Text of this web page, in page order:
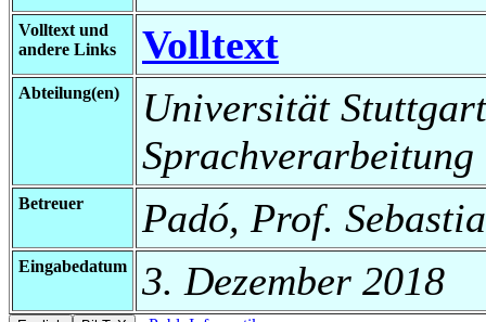
Volltext und
andere Links
Volltext
Abteilung(en)
Universität
Sprachverarbeitung
Betreuer Padó, Prof.
Eingabedatum 3. Dezember 2018